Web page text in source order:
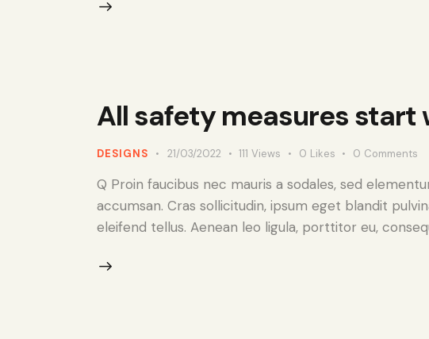
All safety measures
DESIGNS 21/03/2022 111 Views 0 Likes 0 Comments
Q Proin faucibus nec mauris a sodales, sed
accumsan. Cras sollicitudin, ipsum eget blandit
eleifend tellus. Aenean leo ligula, porttitor eu,